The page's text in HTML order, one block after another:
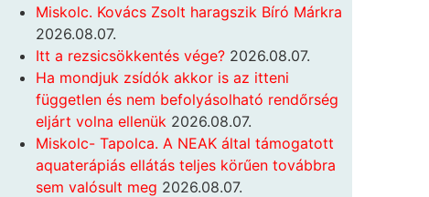
Miskolc. Kovács Zsolt haragszik Bíró Márkra
2026.08.07.
Itt a rezsicsökkentés vége? 2026.08.07.
Ha mondjuk zsídók akkor is az itteni
független és nem befolyásolható rendőrség
eljárt volna ellenük 2026.08.07.
Miskolc- Tapolca. A NEAK által támogatott
aquaterápiás ellátás teljes körűen továbbra
sem valósult meg 2026.08.07.